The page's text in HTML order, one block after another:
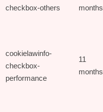
checkbox-others
months
cookielawinfo-
checkbox-
performance
11
months